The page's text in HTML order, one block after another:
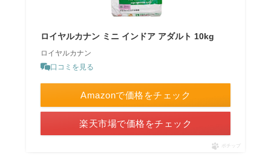
ロイヤルカナン ミニ インドア アダルト 10kg
ロイヤルカナン
口コミを見る
Amazonで価格をチェック
楽天市場で価格をチェック
ポチップ